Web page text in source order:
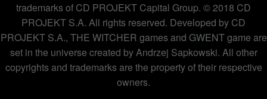
trademarks of CD PROJEKT Capital Group. © 2018 CD
PROJEKT S.A. All rights reserved. Developed by CD
PROJEKT S.A., THE WITCHER games and GWENT game are
set in the universe created by Andrzej Sapkowski. All other
copyrights and trademarks are the property of their respective
owners.